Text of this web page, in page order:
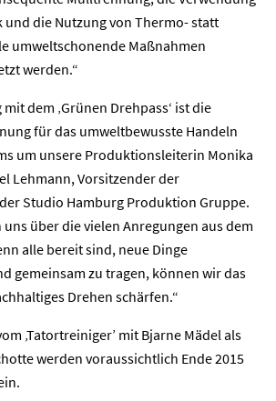
die Nutzung von Thermo- statt
umweltschonende Maßnahmen
werden.“
dem ‚Grünen Drehpass‘ ist die
für das umweltbewusste Handeln
um unsere Produktionsleiterin Monika
Lehmann, Vorsitzender der
Studio Hamburg Produktion Gruppe.
über die vielen Anregungen aus dem
alle bereit sind, neue Dinge
gemeinsam zu tragen, können wir das
Drehen schärfen.“
‚Tatortreiniger’ mit Bjarne Mädel als
werden voraussichtlich Ende 2015